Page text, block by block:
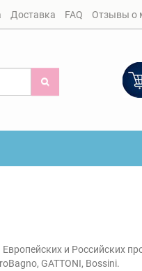
Доставка FAQ Отзывы о
и Российских
GATTONI, Bossini.